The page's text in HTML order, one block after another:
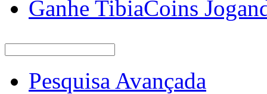
Ganhe TibiaCoins
Pesquisa Avançada